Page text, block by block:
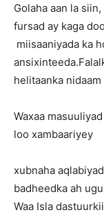
Golaha aan la
fursad ay kaga
miisaaniyada ka
helitaanka
Waxaa
loo xambaariyey
xubnaha
badheedka ah
Waa Isla